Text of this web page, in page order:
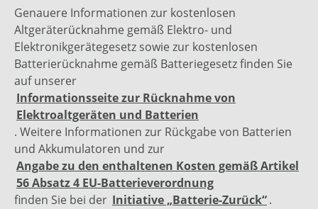
Genauere Informationen zur kostenlosen
Altgeräterücknahme gemäß Elektro- und
Elektronikgerätegesetz sowie zur kostenlosen
Batterierücknahme gemäß Batteriegesetz finden Sie
auf unserer
Informationsseite zur Rücknahme von
Elektroaltgeräten und Batterien
. Weitere Informationen zur Rückgabe von Batterien
und Akkumulatoren und zur
Angabe zu den enthaltenen Kosten gemäß Artikel
56 Absatz 4 EU-Batterieverordnung
finden Sie bei der Initiative „Batterie-Zurück“.